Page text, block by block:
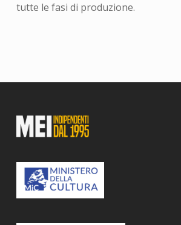
tutte le fasi di produzione.